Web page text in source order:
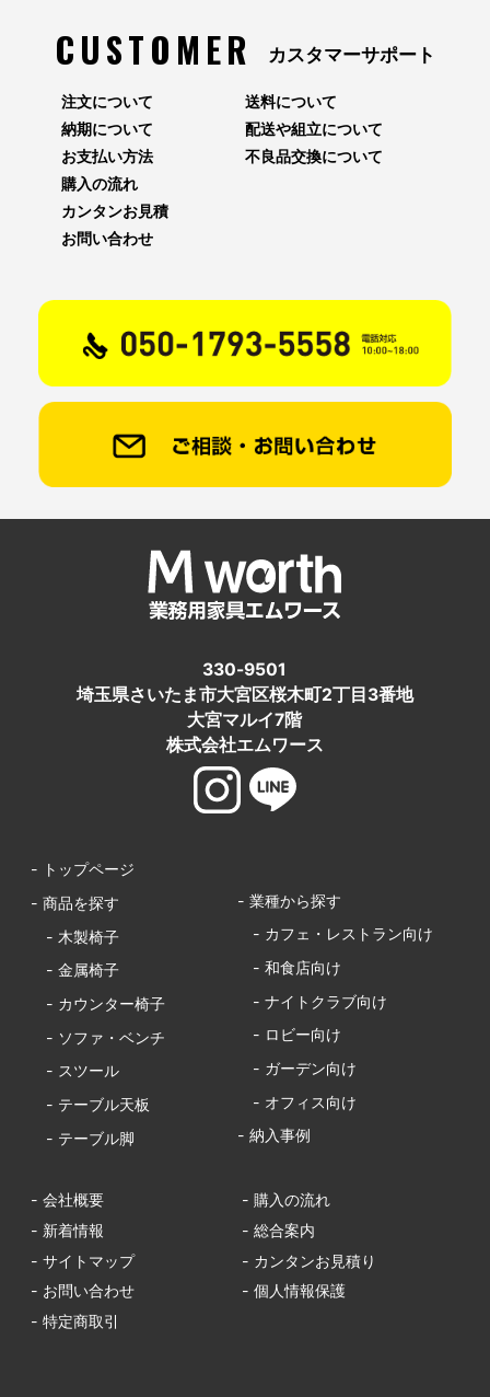
CUSTOMER カスタマーサポート
注文について
納期について
お支払い方法
送料について
配送や組立について
不良品交換について
購入の流れ
カンタンお見積
お問い合わせ
330-9501
埼玉県さいたま市大宮区桜木町2丁目3番地
大宮マルイ7階
株式会社エムワース
- トップページ
- 商品を探す
- 木製椅子
- 金属椅子
- カウンター椅子
- ソファ・ベンチ
- スツール
- テーブル天板
- テーブル脚
- 業種から探す
- カフェ・レストラン向け
- 和食店向け
- ナイトクラブ向け
- ロビー向け
- ガーデン向け
- オフィス向け
- 納入事例
- 会社概要
- 購入の流れ
- 新着情報
- 総合案内
- サイトマップ
- カンタンお見積り
- お問い合わせ
- 個人情報保護
- 特定商取引